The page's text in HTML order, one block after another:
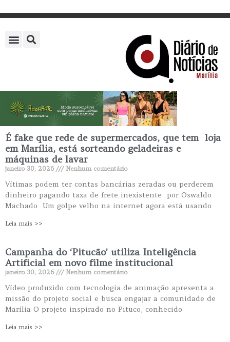
É fake que rede de supermercados, que tem loja
em Marília, está sorteando geladeiras e
máquinas de lavar
janeiro 30, 2026 Nenhum comentário
Vítimas podem ter contas bancárias zeradas ou perderem
dinheiro pagando taxa de frete inexistente por Oswaldo
Machado Um golpe velho na internet agora está usando
Leia mais >>
Campanha do ‘Pitucão’ utiliza Inteligência
Artificial em novo filme institucional
janeiro 30, 2026 Nenhum comentário
Vídeo produzido com tecnologia de animação apresenta a
missão do projeto social e busca engajar a comunidade de
Marília O projeto inspirado no Pituco, conhecido
Leia mais >>